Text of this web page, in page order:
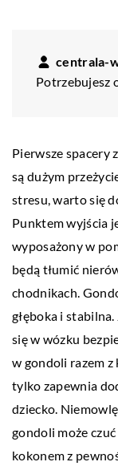
centrala-
Potrzebujesz
Pierwsze spacery
są dużym
stresu, warto się
Punktem wyjścia
wyposażony w
będą tłumić
chodnikach.
głęboka i stabilna.
się w wózku
w gondoli razem
tylko zapewnia
dziecko.
gondoli może
kokonem z